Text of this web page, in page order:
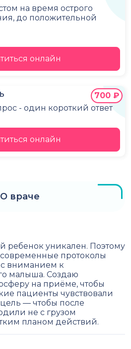
на время острого
до положительной
онлайн
- один короткий ответ
700 ₽
онлайн
О враче
ребенок уникален. Поэтому
протоколы
с вниманием к
малыша. Создаю
на приёме, чтобы
пациенты чувствовали
— чтобы после
не с грузом
планом действий.